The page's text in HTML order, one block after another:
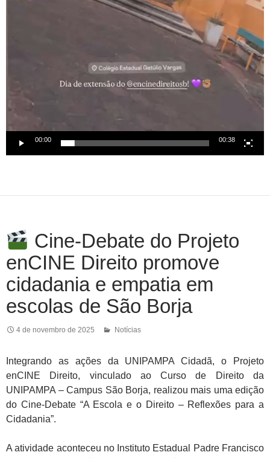
00:00 00:38
Cine-Debate do Projeto
enCINE Direito promove
cidadania e empatia em
escolas de São Borja
4 de novembro de 2025 Notícias
Integrando as ações da UNIPAMPA Cidadã, o Projeto
enCINE Direito, vinculado ao Curso de Direito da
UNIPAMPA – Campus São Borja, realizou mais uma edição
do Cine-Debate “A Escola e o Direito – Reflexões para a
Cidadania”.
A atividade aconteceu no Instituto Estadual Padre Francisco